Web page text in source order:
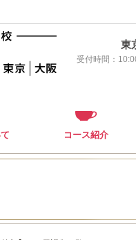
東
受付時間：
コース紹介